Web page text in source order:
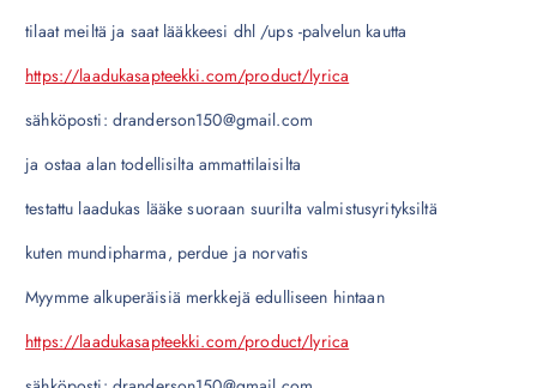
tilaat meiltä ja saat lääkkeesi dhl /ups -palvelun kautta
https://laadukasapteekki.com/product/lyrica
sähköposti: dranderson150@gmail.com
ja ostaa alan todellisilta ammattilaisilta
testattu laadukas lääke suoraan suurilta valmistusyrityksiltä
kuten mundipharma, perdue ja norvatis
Myymme alkuperäisiä merkkejä edulliseen hintaan
https://laadukasapteekki.com/product/lyrica